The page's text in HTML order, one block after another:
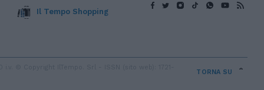
Il Tempo Shopping
TORNA SU